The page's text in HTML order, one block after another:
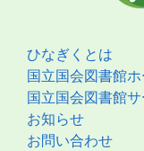
ひなぎくとは
国立国会図書館
国立国会図書館サ
お知らせ
お問い合わせ